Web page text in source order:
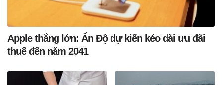
Apple thắng lớn: Ấn Độ dự kiến kéo dài ưu đãi
thuế đến năm 2041